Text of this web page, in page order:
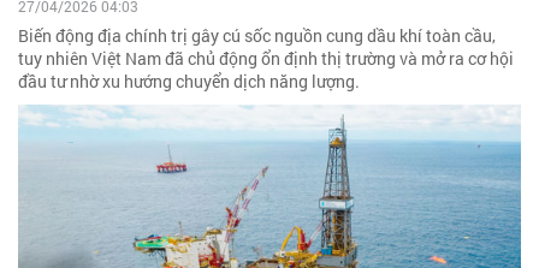
27/04/2026 04:03
Biến động địa chính trị gây cú sốc nguồn cung dầu khí toàn cầu,
tuy nhiên Việt Nam đã chủ động ổn định thị trường và mở ra cơ hội
đầu tư nhờ xu hướng chuyển dịch năng lượng.